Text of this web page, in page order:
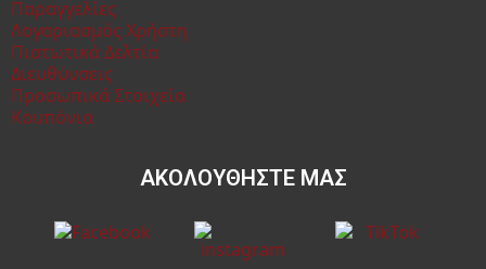
Παραγγελίες
Λογαριασμός Χρήστη
Πιστωτικά Δελτία
Διευθύνσεις
Προσωπικά Στοιχεία
Κουπόνια
ΑΚΟΛΟΥΘΗΣΤΕ ΜΑΣ